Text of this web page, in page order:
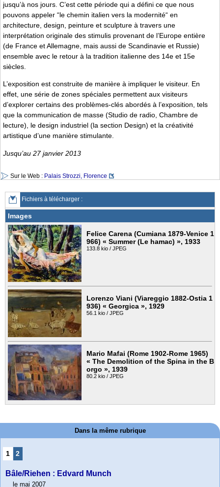
jusqu’à nos jours. C’est cette période qui a défini ce que nous
pouvons appeler “le chemin italien vers la modernité“ en
architecture, design, peinture et sculpture à travers une
interprétation originale des stimulis provenant de l’Europe entière
(de France et Allemagne, mais aussi de Scandinavie et Russie)
ensemble avec le retour à la tradition italienne des 14e et 15e
siècles.
L’exposition est construite de manière à impliquer le visiteur. En
effet, une série de zones spéciales permettent aux visiteurs
d’explorer certains des problèmes-clés abordés à l’exposition, tels
que la communication de masse (Studio de radio, Chambre de
lecture), le design industriel (la section Design) et la créativité
artistique d’une manière stimulante.
Jusqu’au 27 janvier 2013
Sur le Web : Palais Strozzi, Florence
Fichiers à télécharger :
Images
Felice Carena (Cumiana 1879-Venice 1
966) « Summer (Le hamac) », 1933
133.8 kio / JPEG
Lorenzo Viani (Viareggio 1882-Ostia 1
936) « Georgica », 1929
56.1 kio / JPEG
Mario Mafai (Rome 1902-Rome 1965)
« The Demolition of the Spina in the B
orgo », 1939
80.2 kio / JPEG
Dans la même rubrique
1 2
Bâle/Riehen : Edvard Munch
le mai 2007